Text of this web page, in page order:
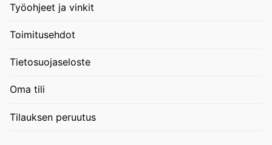
Työohjeet ja vinkit
Toimitusehdot
Tietosuojaseloste
Oma tili
Tilauksen peruutus